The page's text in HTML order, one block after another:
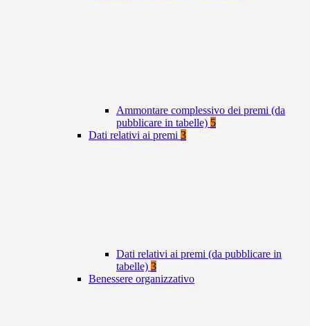
Ammontare complessivo dei premi (da
pubblicare in tabelle) 5
Dati relativi ai premi 3
Dati relativi ai premi (da pubblicare in
tabelle) 3
Benessere organizzativo